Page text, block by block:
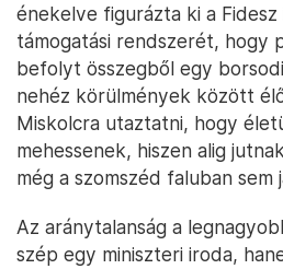
énekelve figurázta ki a
támogatási rendszerét, hogy
befolyt összegből egy
nehéz körülmények között
Miskolcra utaztatni, hogy
mehessenek, hiszen alig
még a szomszéd faluban sem
Az aránytalanság a
szép egy miniszteri iroda,